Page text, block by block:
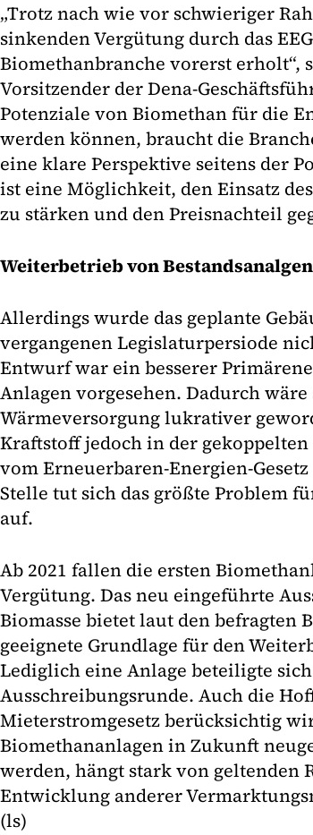
„Trotz nach wie vor schwieriger
sinkenden Vergütung durch das
Biomethanbranche vorerst erholt“,
Vorsitzender der Dena-
Potenziale von Biomethan für die
werden können, braucht die
eine klare Perspektive seitens der
ist eine Möglichkeit, den Einsatz
zu stärken und den Preisnachteil
Weiterbetrieb von
Allerdings wurde das geplante
vergangenen Legislaturpersiode
Entwurf war ein besserer
Anlagen vorgesehen. Dadurch
Wärmeversorgung lukrativer
Kraftstoff jedoch in der
vom Erneuerbaren-Energien-
Stelle tut sich das größte Problem
auf.
Ab 2021 fallen die ersten
Vergütung. Das neu eingeführte
Biomasse bietet laut den befragten
geeignete Grundlage für den
Lediglich eine Anlage beteiligte
Ausschreibungsrunde. Auch die
Mieterstromgesetz berücksichtig
Biomethananlagen in Zukunft
werden, hängt stark von geltenden
Entwicklung anderer
(ls)